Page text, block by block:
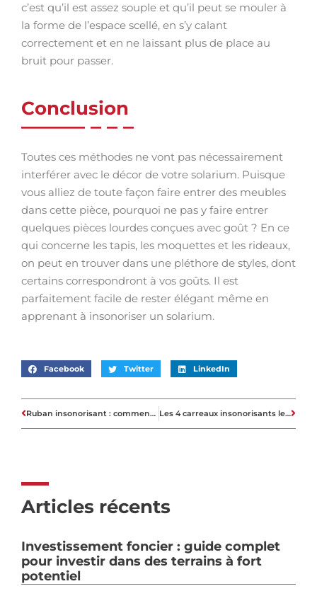
c’est qu’il est assez souple et qu’il peut se mouler à
la forme de l’espace scellé, en s’y calant
correctement et en ne laissant plus de place au
bruit pour passer.
Conclusion
Toutes ces méthodes ne vont pas nécessairement
interférer avec le décor de votre solarium. Puisque
vous alliez de toute façon faire entrer des meubles
dans cette pièce, pourquoi ne pas y faire entrer
quelques pièces lourdes conçues avec goût ? En ce
qui concerne les tapis, les moquettes et les rideaux,
on peut en trouver dans une pléthore de styles, dont
certains correspondront à vos goûts. Il est
parfaitement facile de rester élégant même en
apprenant à insonoriser un solarium.
Facebook Twitter LinkedIn
Ruban insonorisant : comment fonctionne-t-il vraiment ? Les 4 carreaux insonorisants les plus efficaces du marché
Articles récents
Investissement foncier : guide complet
pour investir dans des terrains à fort
potentiel